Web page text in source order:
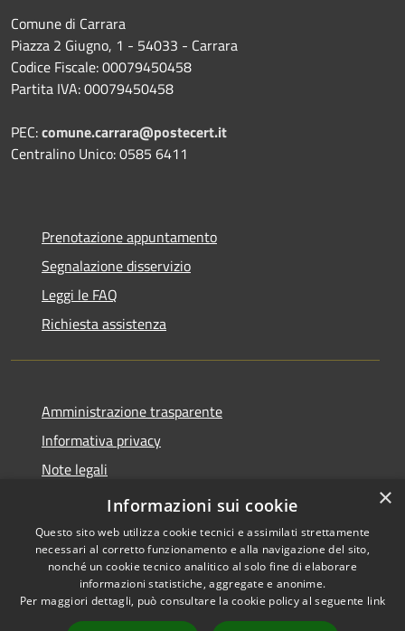
Comune di Carrara
Piazza 2 Giugno, 1 - 54033 - Carrara
Codice Fiscale: 00079450458
Partita IVA: 00079450458
PEC:comune.carrara@postecert.it
Centralino Unico: 0585 6411
Prenotazione appuntamento
Segnalazione disservizio
Leggi le FAQ
Richiesta assistenza
Amministrazione trasparente
Informativa privacy
Note legali
Dichiarazione di accessibilità
Accessibilità
Copyright © 2026 • Comune di
Carrara • Powered by
×
Informazioni sui cookie
Questo sito web utilizza cookie tecnici e assimilati strettamente
necessari al corretto funzionamento e alla navigazione del sito,
nonché un cookie tecnico analitico al solo fine di elaborare
informazioni statistiche, aggregate e anonime.
Per maggiori dettagli, può consultare la cookie policy al seguente link